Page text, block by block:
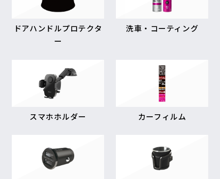
ドアハンドルプロテクタ
ー
洗車・コーティング
スマホホルダー カーフィルム